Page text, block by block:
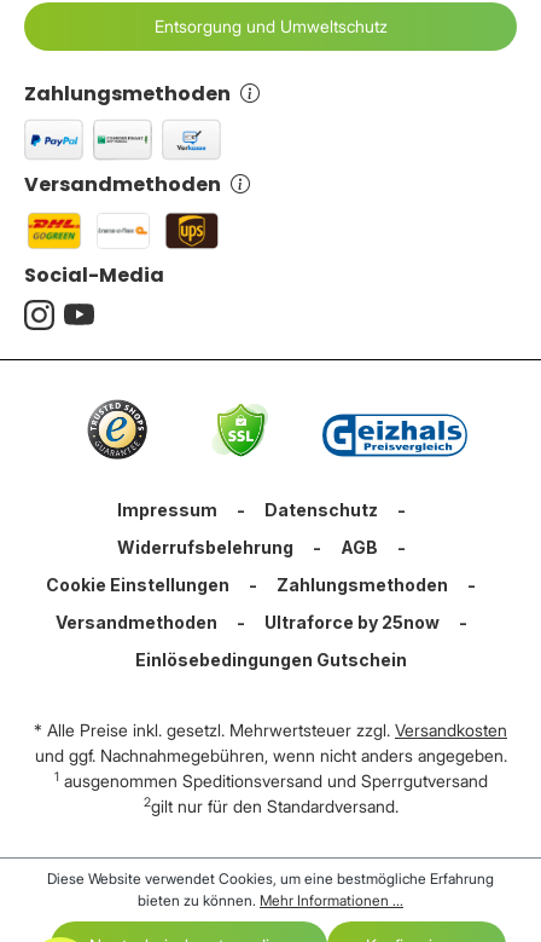
Zahlungsmethoden
Versandmethoden
Entsorgung und Umweltschutz
Social-Media
Impressum - Datenschutz
-
Widerrufsbelehrung
- AGB
-
Cookie Einstellungen
- Zahlungsmethoden
-
Versandmethoden
- Ultraforce by 25now
-
Einlösebedingungen Gutschein
* Alle Preise inkl. gesetzl. Mehrwertsteuer zzgl. Versandkosten
und ggf. Nachnahmegebühren, wenn nicht anders angegeben.
1 ausgenommen Speditionsversand und Sperrgutversand
2gilt nur für den Standardversand.
Diese Website verwendet Cookies, um eine bestmögliche Erfahrung
bieten zu können. Mehr Informationen ...